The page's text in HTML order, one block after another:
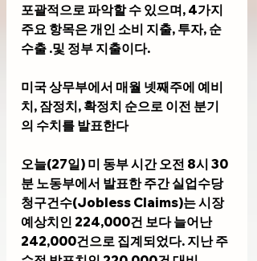
포괄적으로 파악할 수 있으며, 4가지
주요 항목은 개인 소비 지출, 투자, 순
수출 .및 정부 지출이다.
미국 상무부에서 매월 넷째주에 예비
치, 잠정치, 확정치 순으로 이전 분기
의 수치를 발표한다
오늘(27일) 미 동부 시간 오전 8시 30
분 노동부에서 발표한 주간 실업수당
청구건수(Jobless Claims)는 시장
예상치인 224,000건 보다 늘어난
242,000건으로 집계되었다. 지난 주